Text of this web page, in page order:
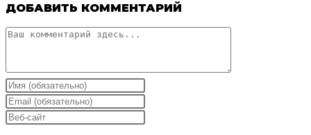
ДОБАВИТЬ КОММЕНТАРИЙ
Комментарий
Введите
свое
имя
Введите
свой
Введите